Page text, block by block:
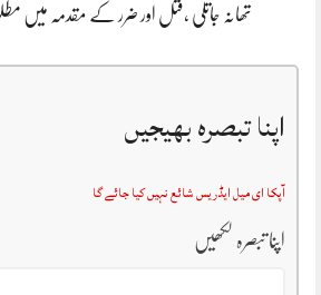
تھانہ جاتلی ،قتل اور ضرر کے مقدمہ میں
اپنا تبصرہ بھیجیں
آپکا ای میل ایڈریس شائع نہیں کیا جائے گا
اپنا تبصرہ لکھیں